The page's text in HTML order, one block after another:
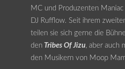
MC und Produzenten
DJ Rufflow. Seit ihrem
teilen sie sich gerne die
den Tribes Of Jizu, aber auch
den Musikern von Moop